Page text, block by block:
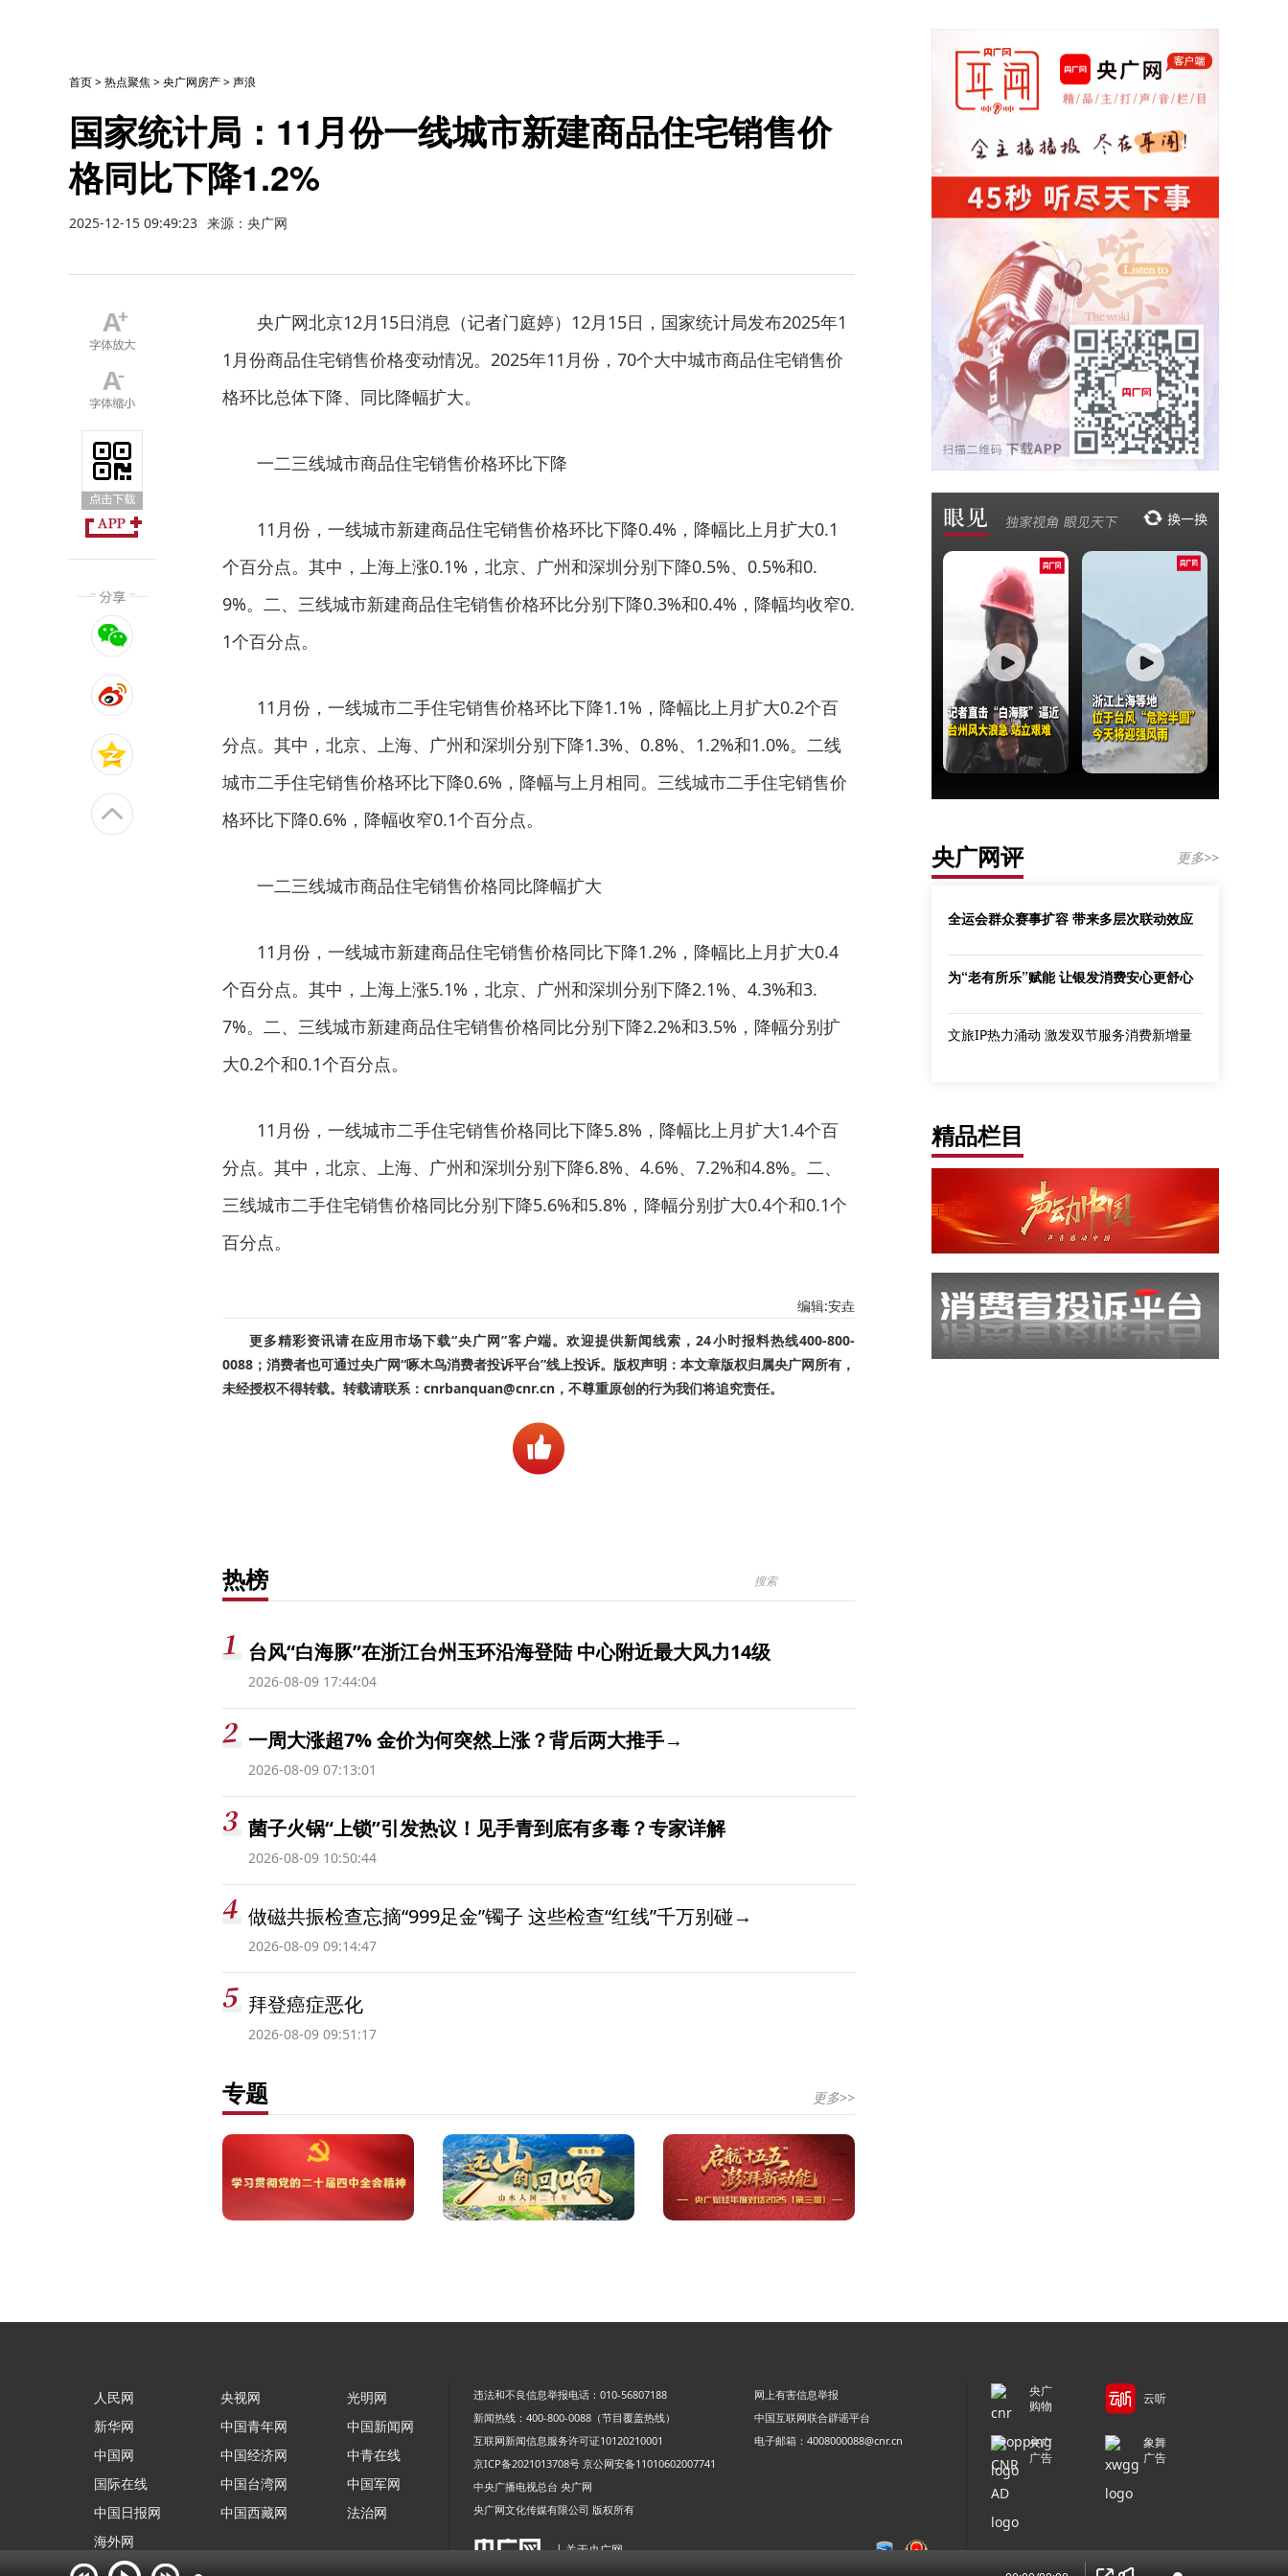
首页>热点聚焦>央广网房产>声浪
国家统计局：11月份一线城市新建商品住宅销售价
格同比下降1.2%
2025-12-15 09:49:23 来源：央广网
央广网北京12月15日消息（记者门庭婷）12月15日，国家统计局发布2025年1
1月份商品住宅销售价格变动情况。2025年11月份，70个大中城市商品住宅销售价
格环比总体下降、同比降幅扩大。
一二三线城市商品住宅销售价格环比下降
11月份，一线城市新建商品住宅销售价格环比下降0.4%，降幅比上月扩大0.1
个百分点。其中，上海上涨0.1%，北京、广州和深圳分别下降0.5%、0.5%和0.
9%。二、三线城市新建商品住宅销售价格环比分别下降0.3%和0.4%，降幅均收窄0.
1个百分点。
11月份，一线城市二手住宅销售价格环比下降1.1%，降幅比上月扩大0.2个百
分点。其中，北京、上海、广州和深圳分别下降1.3%、0.8%、1.2%和1.0%。二线
城市二手住宅销售价格环比下降0.6%，降幅与上月相同。三线城市二手住宅销售价
格环比下降0.6%，降幅收窄0.1个百分点。
一二三线城市商品住宅销售价格同比降幅扩大
11月份，一线城市新建商品住宅销售价格同比下降1.2%，降幅比上月扩大0.4
个百分点。其中，上海上涨5.1%，北京、广州和深圳分别下降2.1%、4.3%和3.
7%。二、三线城市新建商品住宅销售价格同比分别下降2.2%和3.5%，降幅分别扩
大0.2个和0.1个百分点。
11月份，一线城市二手住宅销售价格同比下降5.8%，降幅比上月扩大1.4个百
分点。其中，北京、上海、广州和深圳分别下降6.8%、4.6%、7.2%和4.8%。二、
三线城市二手住宅销售价格同比分别下降5.6%和5.8%，降幅分别扩大0.4个和0.1个
百分点。
编辑:安垚
更多精彩资讯请在应用市场下载“央广网”客户端。欢迎提供新闻线索，24小时报料热线400-800-
0088；消费者也可通过央广网“啄木鸟消费者投诉平台”线上投诉。版权声明：本文章版权归属央广网所有，
未经授权不得转载。转载请联系：cnrbanquan@cnr.cn，不尊重原创的行为我们将追究责任。
热榜
台风“白海豚”在浙江台州玉环沿海登陆 中心附近最大风力14级
2026-08-09 17:44:04
一周大涨超7% 金价为何突然上涨？背后两大推手→
2026-08-09 07:13:01
菌子火锅“上锁”引发热议！见手青到底有多毒？专家详解
2026-08-09 10:50:44
做磁共振检查忘摘“999足金”镯子 这些检查“红线”千万别碰→
2026-08-09 09:14:47
拜登癌症恶化
2026-08-09 09:51:17
专题 更多>>
央广网评 更多>>
全运会群众赛事扩容 带来多层次联动效应
为“老有所乐”赋能 让银发消费安心更舒心
文旅IP热力涌动 激发双节服务消费新增量
精品栏目
人民网
新华网
中国网
国际在线
中国日报网
海外网
央视网
中国青年网
中国经济网
中国台湾网
中国西藏网
光明网
中国新闻网
中青在线
中国军网
法治网
违法和不良信息举报电话：010-56807188
网上有害信息举报
新闻热线：400-800-0088（节目覆盖热线）
中国互联网联合辟谣平台
互联网新闻信息服务许可证10120210001
电子邮箱：4008000088@cnr.cn
京ICP备2021013708号 京公网安备11010602007741
中央广播电视总台 央广网
央广网文化传媒有限公司 版权所有
| 关于央广网
央广
购物
云听
央广
广告
象舞
广告